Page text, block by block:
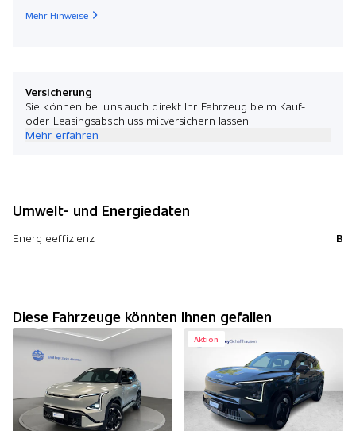
Mehr Hinweise
Versicherung
Sie können bei uns auch direkt Ihr Fahrzeug beim Kauf-
oder Leasingsabschluss mitversichern lassen.
Mehr erfahren
Umwelt- und Energiedaten
Energieeffizienz B
Diese Fahrzeuge könnten Ihnen gefallen
Aktion